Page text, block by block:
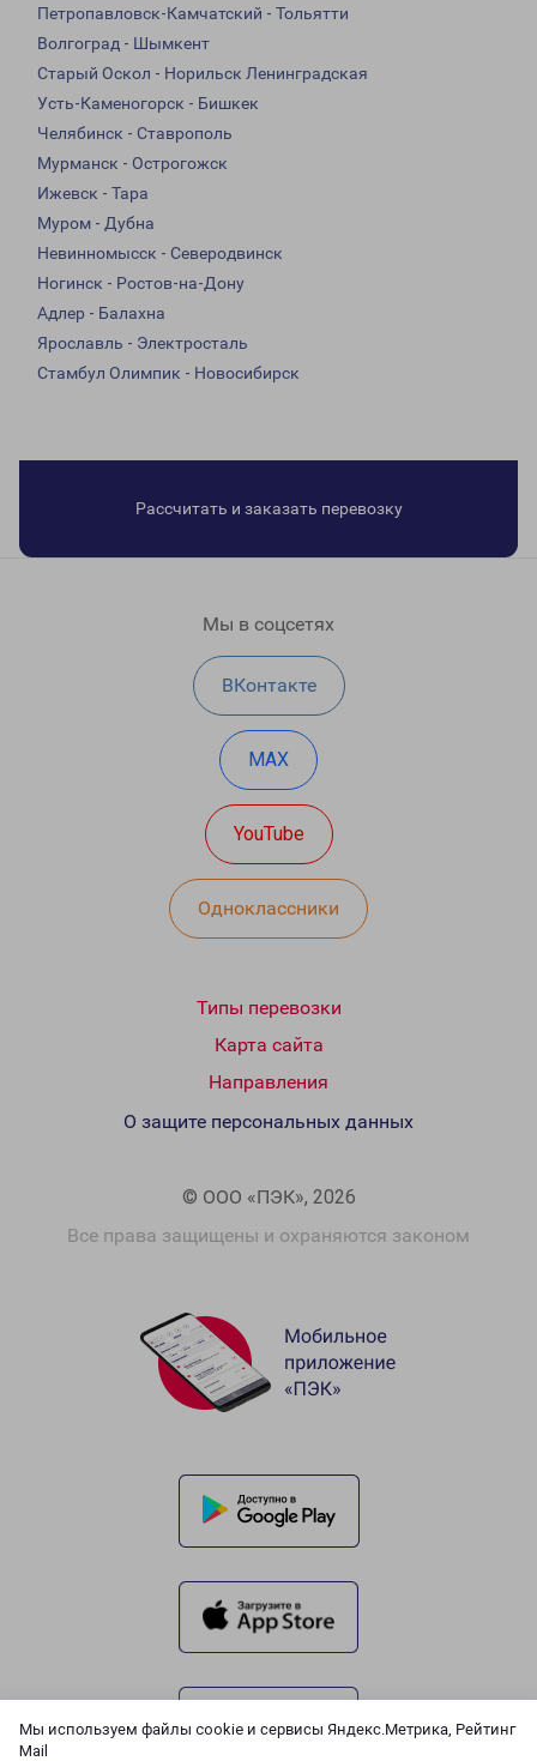
Мы используем файлы cookie и сервисы Яндекс.Метрика, Рейтинг
Mail
Петропавловск-Камчатский - Тольятти
Волгоград - Шымкент
Старый Оскол - Норильск Ленинградская
Усть-Каменогорск - Бишкек
Челябинск - Ставрополь
Мурманск - Острогожск
Ижевск - Тара
Муром - Дубна
Невинномысск - Северодвинск
Ногинск - Ростов-на-Дону
Адлер - Балахна
Ярославль - Электросталь
Стамбул Олимпик - Новосибирск
Рассчитать и заказать перевозку
Мы в соцсетях
ВКонтакте
MAX
YouTube
Одноклассники
Типы перевозки
Карта сайта
Направления
© ООО «ПЭК», 2026
Все права защищены и охраняются законом
О защите персональных данных